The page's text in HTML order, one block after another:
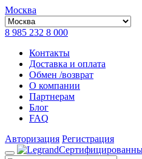
Москва
8 985 232 8 000
Контакты
Доставка и оплата
Обмен /возврат
О компании
Партнерам
Блог
FAQ
Авторизация Регистрация